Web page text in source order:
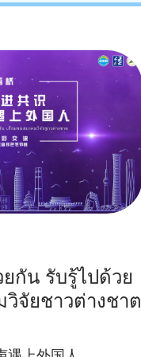
กัน รับรู้ไปด้วย
จัยชาวต่างชาต